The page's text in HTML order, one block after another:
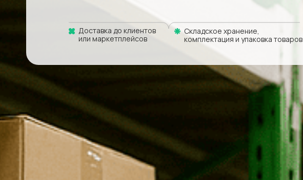
Складское хранение,
комплектация и упаковка товаров
Доставка до клиентов
или маркетплейсов